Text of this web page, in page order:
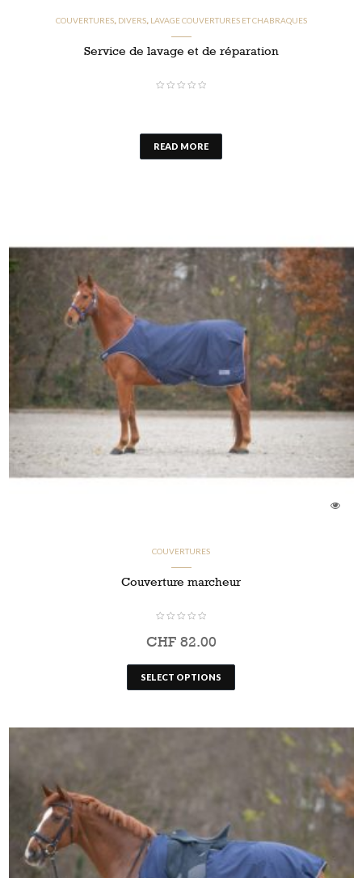
COUVERTURES, DIVERS, LAVAGE COUVERTURES ET CHABRAQUES
Service de lavage et de réparation
READ MORE
COUVERTURES
Couverture marcheur
CHF82.00
SELECT OPTIONS